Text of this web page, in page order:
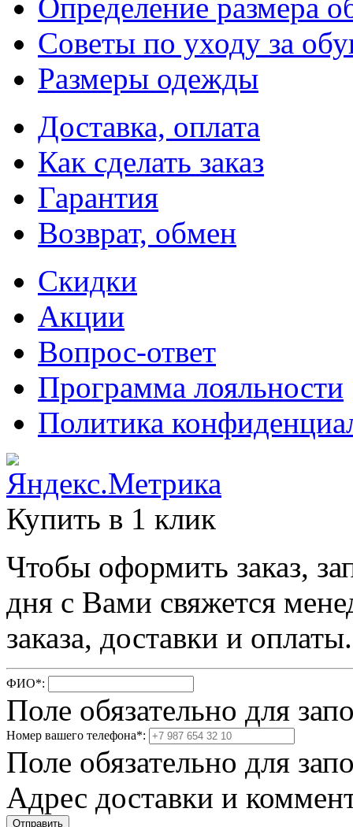
Определение размера
Советы по уходу за
Размеры одежды
Доставка, оплата
Как сделать заказ
Гарантия
Возврат, обмен
Скидки
Акции
Вопрос-ответ
Программа лояльности
Политика
Купить в 1 клик
Чтобы оформить заказ,
дня с Вами свяжется
заказа, доставки и оплаты.
ФИО*:
Поле обязательно для
Номер вашего телефона*:
Поле обязательно для
Адрес доставки и